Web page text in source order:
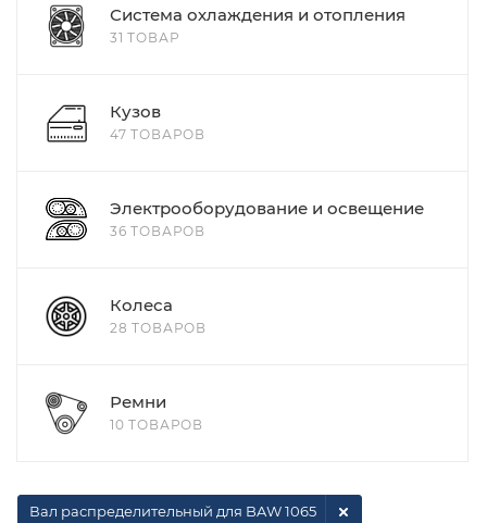
Система охлаждения и отопления
31 ТОВАР
Кузов
47 ТОВАРОВ
Электрооборудование и освещение
36 ТОВАРОВ
Колеса
28 ТОВАРОВ
Ремни
10 ТОВАРОВ
Вал распределительный для BAW 1065